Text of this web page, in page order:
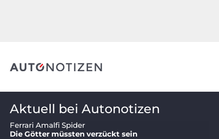
Aktuell bei Autonotizen
Ferrari Amalfi Spider
Die Götter müssten verzückt sein